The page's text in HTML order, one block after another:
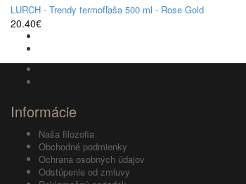
LURCH - Trendy termofľaša 500 ml - Rose Gold
20.40€
Informácie
Naša filozofia
Obchodné podmienky
Ochrana osobných údajov
Odstúpenie od zmluvy